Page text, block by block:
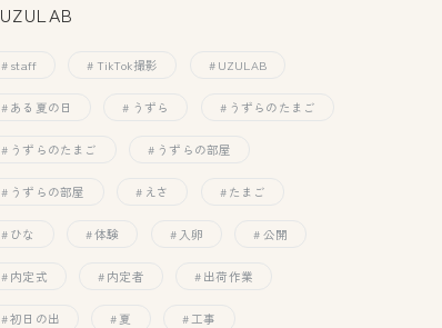
UZULAB
staff TikTok撮影 UZULAB
ある夏の日 うずら うずらのたまご
うずらのたまご うずらの部屋
うずらの部屋 えさ たまご
ひな 体験 入卵 公開
内定式 内定者 出荷作業
初日の出 夏 工事